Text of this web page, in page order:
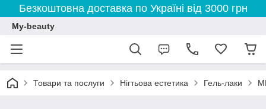
Безкоштовна доставка по Україні від 3000 грн
My-beauty
Товари та послуги Нігтьова естетика Гель-лаки